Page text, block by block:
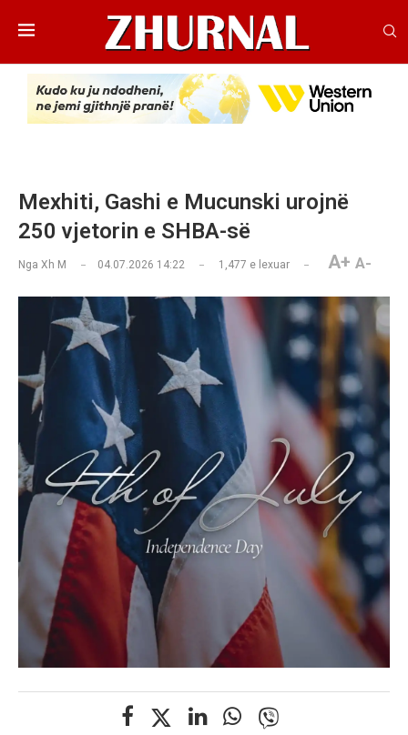
Mexhiti, Gashi e Mucunski urojnë
250 vjetorin e SHBA-së
Nga Xh M 04.07.2026 14:22 1,477 e lexuar A+ A-